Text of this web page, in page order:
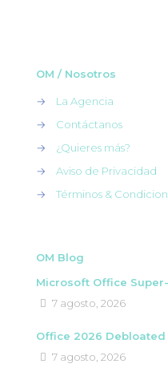
OM / Nosotros
→
La Agencia
→
Contáctanos
→
¿Quieres más?
→
Aviso de Privacidad
→
Términos &
OM Blog
Microsoft Office
7 agosto, 2026
Office 2026 Debloated
7 agosto, 2026